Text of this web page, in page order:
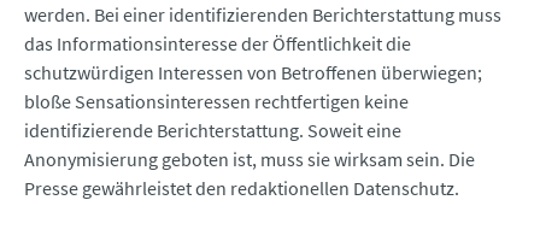
werden. Bei einer identifizierenden Berichterstattung muss
das Informationsinteresse der Öffentlichkeit die
schutzwürdigen Interessen von Betroffenen überwiegen;
bloße Sensationsinteressen rechtfertigen keine
identifizierende Berichterstattung. Soweit eine
Anonymisierung geboten ist, muss sie wirksam sein. Die
Presse gewährleistet den redaktionellen Datenschutz.